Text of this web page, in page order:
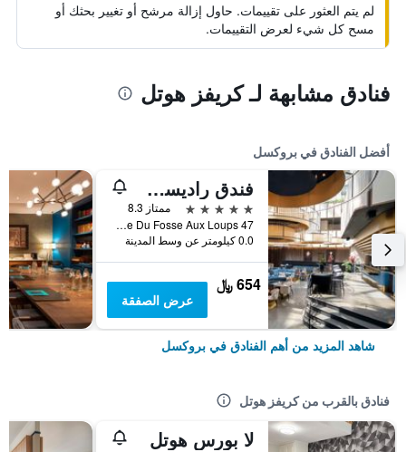
لم يتم العثور على تقييمات. حاول إزالة مرشح أو تغيير بحثك أو
مسح كل شيء لعرض التقييمات.
فنادق مشابهة لـ كريفز هوتل
أفضل الفنادق في بروكسل
فندق راديسن كوليكشن جراند بليس بروكسل
5 نجوم
ممتاز 8.3
47 Rue Du Fosse Aux Loups, بروكسل, بلجيكا
0.0 كيلومتر عن وسط المدينة
654 ﷼
عرض الصفقة
شاهد المزيد من أهم الفنادق في بروكسل
فنادق بالقرب من كريفز هوتل
لا بورس هوتل